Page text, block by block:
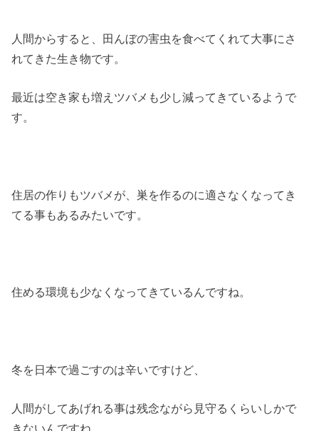
人間からすると、田んぼの害虫を食べてくれて大事にさ
れてきた生き物です。
最近は空き家も増えツバメも少し減ってきているようで
す。
住居の作りもツバメが、巣を作るのに適さなくなってき
てる事もあるみたいです。
住める環境も少なくなってきているんですね。
冬を日本で過ごすのは辛いですけど、
人間がしてあげれる事は残念ながら見守るくらいしかで
きないんですね。